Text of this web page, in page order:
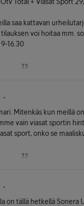
saa kattavan
tilauksen voi hoitaa mm.
16.30
Mitenkäs kun meillä
vain viasat sportin
sport, onko se
on tällä hetkellä